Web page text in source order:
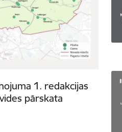
1. redakcijas
pārskata